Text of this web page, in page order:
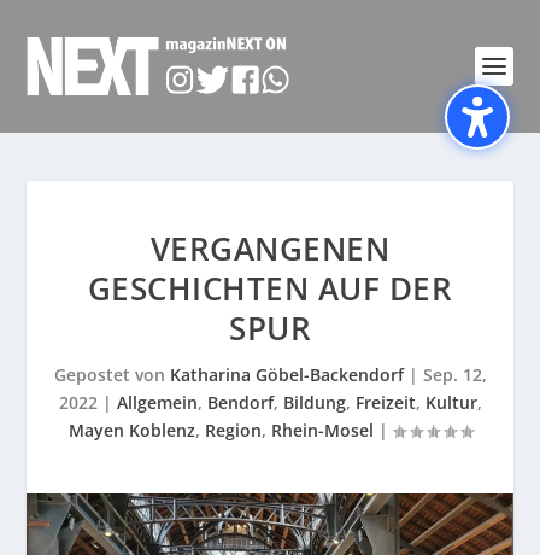
VERGANGENEN
GESCHICHTEN AUF DER
SPUR
Gepostet von Katharina Göbel-Backendorf| Sep. 12,
2022| Allgemein, Bendorf, Bildung, Freizeit, Kultur,
Mayen Koblenz, Region, Rhein-Mosel |